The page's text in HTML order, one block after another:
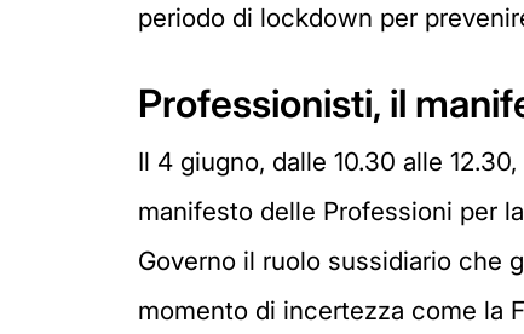
periodo di lockdown per
Professionisti, il
Il 4 giugno, dalle 10.30 alle
manifesto delle Professioni per
Governo il ruolo sussidiario che
momento di incertezza come la